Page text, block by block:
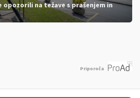
opozorili na težave s prašenjem in
Priporoča